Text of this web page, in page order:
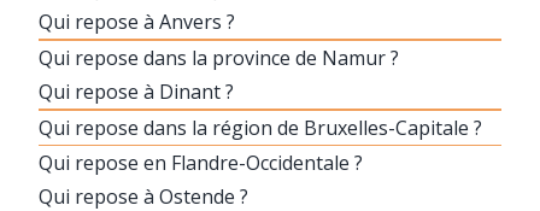
Qui repose à Anvers ?
Qui repose dans la province de Namur ?
Qui repose à Dinant ?
Qui repose dans la région de Bruxelles-Capitale ?
Qui repose en Flandre-Occidentale ?
Qui repose à Ostende ?